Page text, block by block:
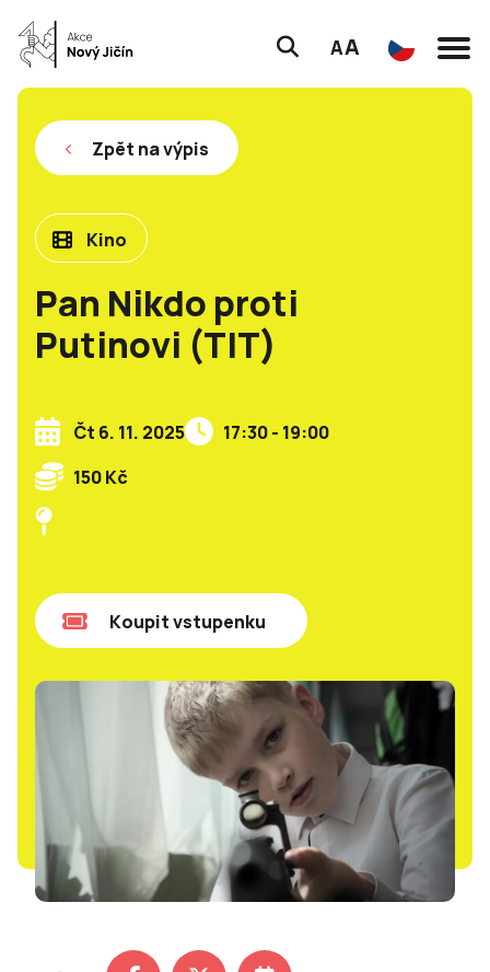
AA
Zpět na výpis
Kino
Pan Nikdo proti
Putinovi (TIT)
Čt 6. 11. 2025
17:30 - 19:00
150 Kč
Koupit vstupenku